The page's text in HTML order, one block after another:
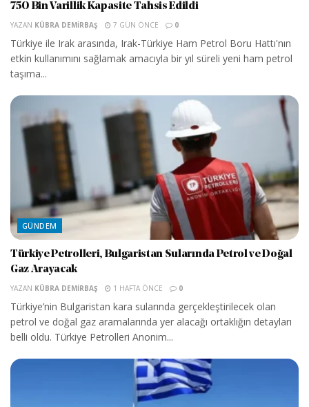
750 Bin Varillik Kapasite Tahsis Edildi
YAZAN KÜBRA DEMIRBAŞ 7 GÜN ÖNCE 0
Türkiye ile Irak arasında, Irak-Türkiye Ham Petrol Boru Hattı'nın
etkin kullanımını sağlamak amacıyla bir yıl süreli yeni ham petrol
taşıma...
GÜNDEM
Türkiye Petrolleri, Bulgaristan Sularında Petrol ve Doğal
Gaz Arayacak
YAZAN KÜBRA DEMIRBAŞ 1 HAFTA ÖNCE 0
Türkiye’nin Bulgaristan kara sularında gerçekleştirilecek olan
petrol ve doğal gaz aramalarında yer alacağı ortaklığın detayları
belli oldu. Türkiye Petrolleri Anonim...